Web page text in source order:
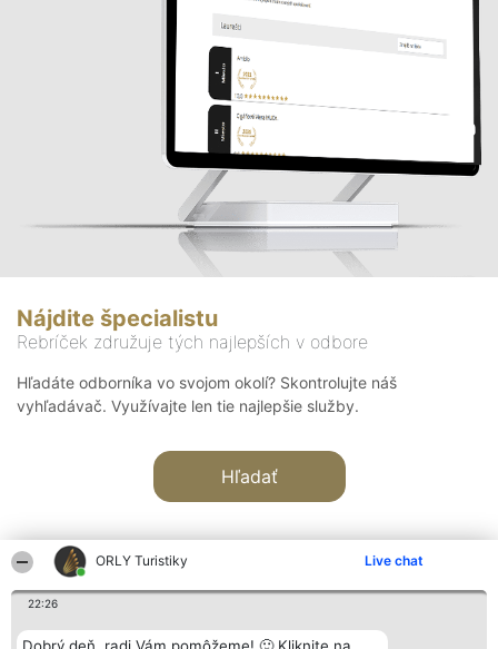
ORLY Turistiky Live chat
22:26
Nájdite špecialistu
Rebríček združuje tých najlepších v odbore
Hľadáte odborníka vo svojom okolí? Skontrolujte náš
vyhľadávač. Využívajte len tie najlepšie služby.
Hľadať
Organizátor hodnotenia Hodnotenie Kontakt